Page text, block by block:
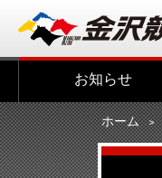
お知らせ
ホーム